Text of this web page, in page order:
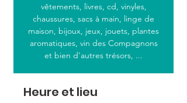
vêtements, livres, cd, vinyles,
chaussures, sacs à main, linge de
maison, bijoux, jeux, jouets, plantes
aromatiques, vin des Compagnons
et bien d'autres trésors, ...
Heure et lieu